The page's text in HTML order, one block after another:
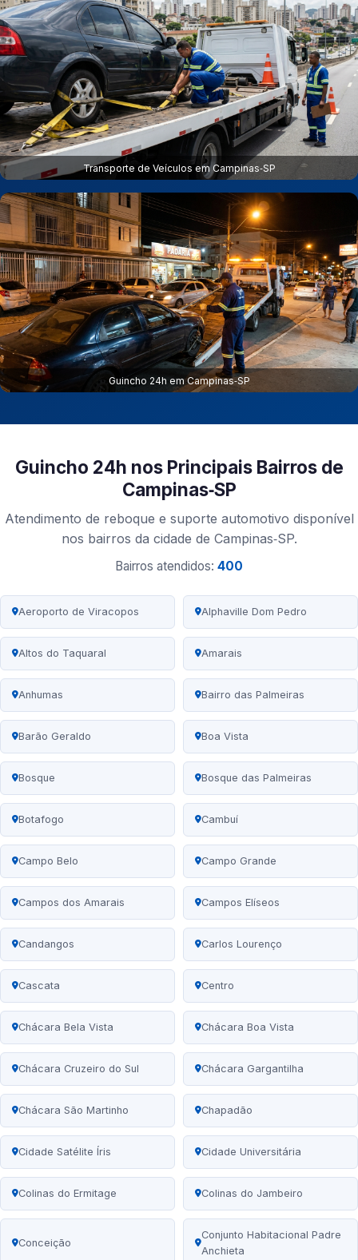
Transporte de Veículos em Campinas‑SP
Guincho 24h em Campinas‑SP
Guincho 24h nos Principais Bairros de
Campinas‑SP
Atendimento de reboque e suporte automotivo disponível
nos bairros da cidade de Campinas‑SP.
Bairros atendidos: 400
Aeroporto de Viracopos Alphaville Dom Pedro
Altos do Taquaral Amarais
Anhumas Bairro das Palmeiras
Barão Geraldo Boa Vista
Bosque Bosque das Palmeiras
Botafogo Cambuí
Campo Belo Campo Grande
Campos dos Amarais Campos Elíseos
Candangos Carlos Lourenço
Cascata Centro
Chácara Bela Vista Chácara Boa Vista
Chácara Cruzeiro do Sul Chácara Gargantilha
Chácara São Martinho Chapadão
Cidade Satélite Íris Cidade Universitária
Colinas do Ermitage Colinas do Jambeiro
Conceição
Conjunto Habitacional Padre
Anchieta